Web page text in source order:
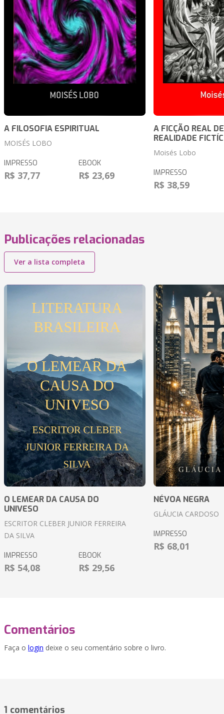
A FILOSOFIA ESPIRITUAL
MOISÉS LOBO
IMPRESSO
R$ 37,77
EBOOK
R$ 23,69
A FICÇÃO REAL
REALIDADE
Moisés Lobo
IMPRESSO
R$ 38,59
Publicações relacionadas
Ver a lista completa
O LEMEAR DA CAUSA DO
UNIVESO
ESCRITOR CLEBER JUNIOR FERREIRA
DA SILVA
IMPRESSO
R$ 54,08
EBOOK
R$ 29,56
NÉVOA NEGRA
GLÁUCIA CARDOSO
IMPRESSO
R$ 68,01
Comentários
Faça o login deixe o seu comentário sobre o livro.
1 comentários